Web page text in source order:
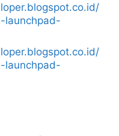
launchpad-
launchpad-